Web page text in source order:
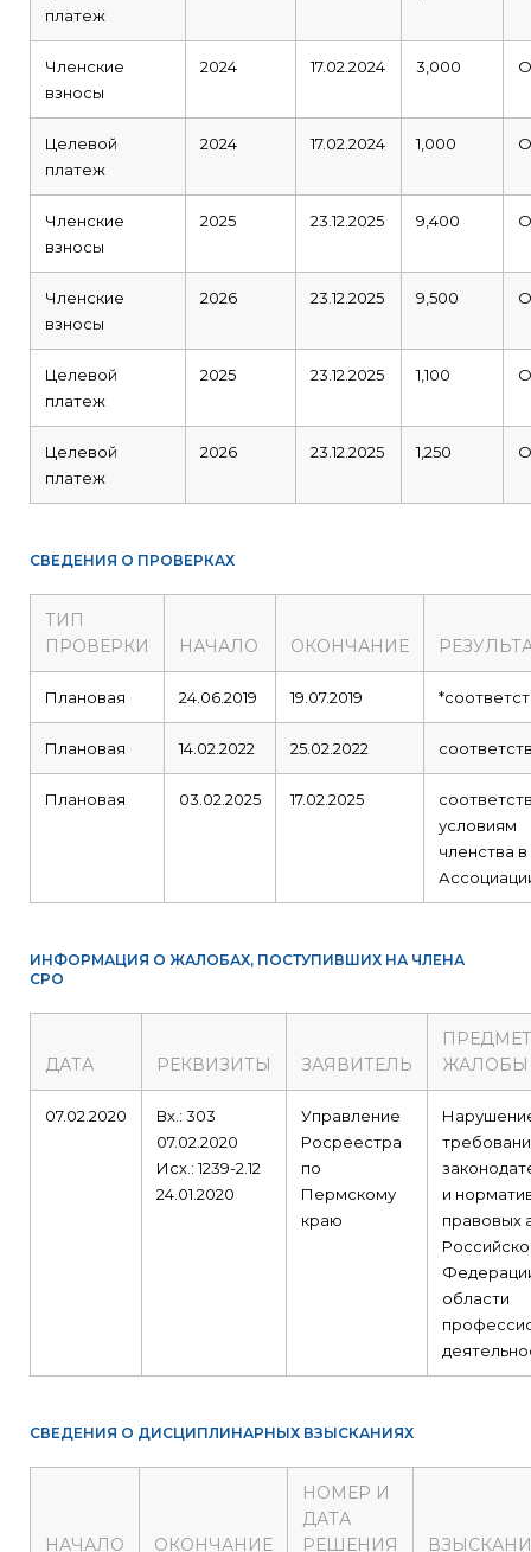
платеж
Членские
взносы
2024 17.02.2024 3,000
Целевой
платеж
2024 17.02.2024 1,000
Членские
взносы
2025 23.12.2025 9,400
Членские
взносы
2026 23.12.2025 9,500
Целевой
платеж
2025 23.12.2025 1,100
Целевой
платеж
2026 23.12.2025 1,250
СВЕДЕНИЯ О ПРОВЕРКАХ
ТИП
ПРОВЕРКИ
НАЧАЛО ОКОНЧАНИЕ
Плановая 24.06.2019 19.07.2019
Плановая 14.02.2022 25.02.2022
Плановая 03.02.2025 17.02.2025
условиям
членства в
ИНФОРМАЦИЯ О ЖАЛОБАХ, ПОСТУПИВШИХ НА ЧЛЕНА
СРО
ДАТА РЕКВИЗИТЫ ЗАЯВИТЕЛЬ
ПРЕДМЕТ
ЖАЛОБЫ
07.02.2020
Вх.: 303
07.02.2020
Исх.: 1239-2.12
24.01.2020
Управление
Росреестра
по
Пермскому
краю
и
правовых
области
СВЕДЕНИЯ О ДИСЦИПЛИНАРНЫХ ВЗЫСКАНИЯХ
НАЧАЛО ОКОНЧАНИЕ
НОМЕР И
ДАТА
РЕШЕНИЯ